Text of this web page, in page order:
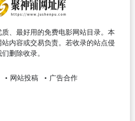
、最好用的免费电影网站目录。本
内容或交易负责。若收录的站点侵
删除收录。
网站投稿 广告合作